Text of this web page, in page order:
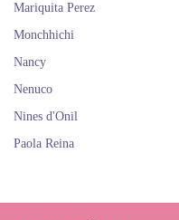
Mariquita Perez
Monchhichi
Nancy
Nenuco
Nines d'Onil
Paola Reina